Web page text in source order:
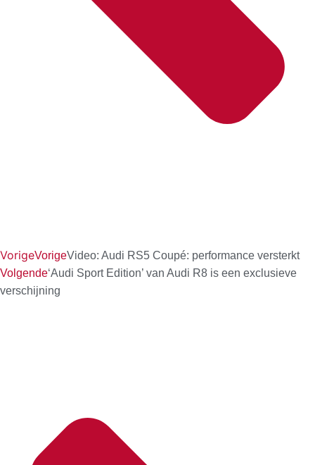
VorigeVorigeVideo: Audi RS5 Coupé: performance versterkt
Volgende‘Audi Sport Edition’ van Audi R8 is een exclusieve
verschijning